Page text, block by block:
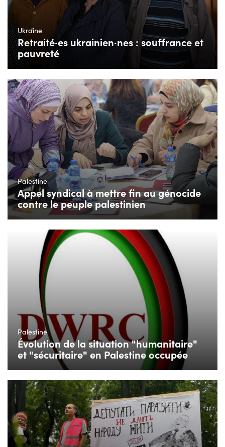
Ukraine
Retraité·es ukrainien·nes : souffrance et
pauvreté
Palestine
Appel syndical à mettre fin au génocide
contre le peuple palestinien
Palestine
Évolution de la situation "humanitaire"
et "sécuritaire" en Palestine occupée